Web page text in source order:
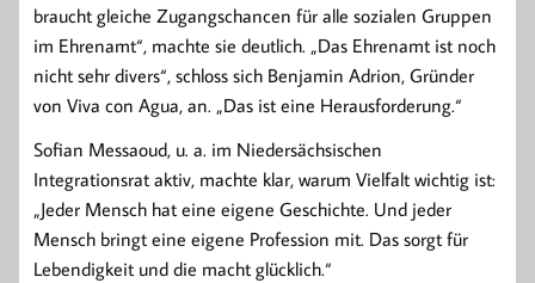
braucht gleiche Zugangschancen für alle sozialen Gruppen
im Ehrenamt“, machte sie deutlich. „Das Ehrenamt ist noch
nicht sehr divers“, schloss sich Benjamin Adrion, Gründer
von Viva con Agua, an. „Das ist eine Herausforderung.“
Sofian Messaoud, u. a. im Niedersächsischen
Integrationsrat aktiv, machte klar, warum Vielfalt wichtig ist:
„Jeder Mensch hat eine eigene Geschichte. Und jeder
Mensch bringt eine eigene Profession mit. Das sorgt für
Lebendigkeit und die macht glücklich.“